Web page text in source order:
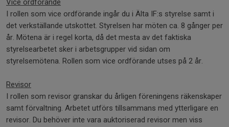
Vice ordförande
I rollen som vice ordförande ingår du i Älta IF:s styrelse samt i
det verkställande utskottet. Styrelsen har möten ca. 8 gånger per
år. Mötena är i regel korta, då det mesta av det faktiska
styrelsearbetet sker i arbetsgrupper vid sidan om
styrelsemötena. Rollen som vice ordförande utses på 2 år.
Revisor
I rollen som revisor granskar du årligen föreningens räkenskaper
samt förvaltning. Arbetet utförs tillsammans med ytterligare en
revisor. Du behöver inte vara auktoriserad revisor men viss